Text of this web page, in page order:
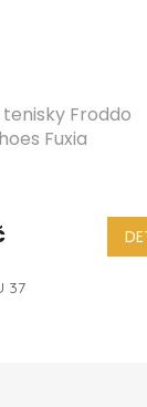
Froddo
Fuxia
37